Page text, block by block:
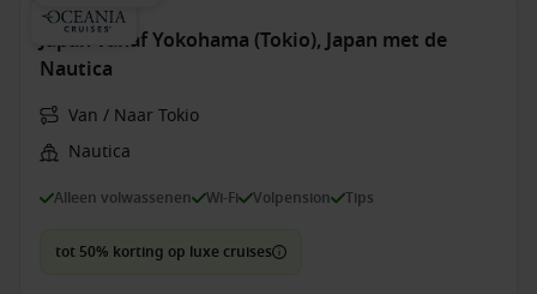
Japan vanaf Yokohama (Tokio), Japan met de
Nautica
Van / Naar Tokio
Nautica
Alleen volwassenen Wi-Fi Volpension Tips
tot 50% korting op luxe cruises